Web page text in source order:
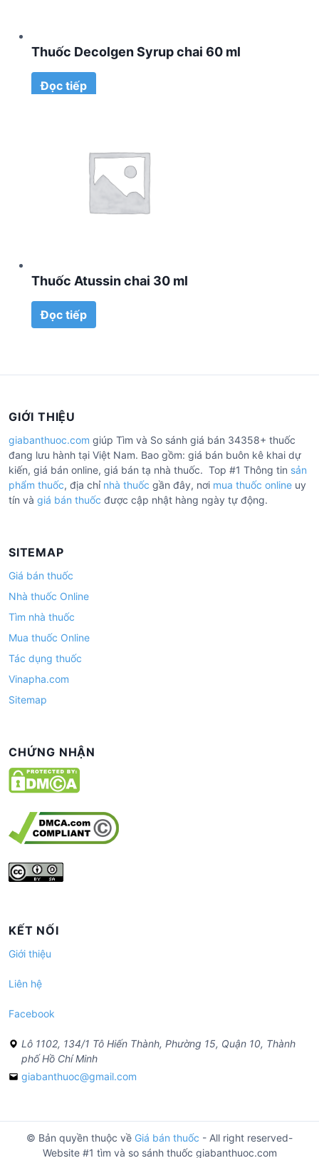
Thuốc Decolgen Syrup chai 60 ml
Đọc tiếp
Thuốc Atussin chai 30 ml
Đọc tiếp
GIỚI THIỆU
giabanthuoc.com giúp Tìm và So sánh giá bán 34358+ thuốc
đang lưu hành tại Việt Nam. Bao gồm: giá bán buôn kê khai dự
kiến, giá bán online, giá bán tạ nhà thuốc. Top #1 Thông tin sản
phẩm thuốc, địa chỉ nhà thuốc gần đây, nơi mua thuốc online uy
tín và giá bán thuốc được cập nhật hàng ngày tự động.
SITEMAP
Giá bán thuốc
Nhà thuốc Online
Tìm nhà thuốc
Mua thuốc Online
Tác dụng thuốc
Vinapha.com
Sitemap
CHỨNG NHẬN
KẾT NỐI
Giới thiệu
Liên hệ
Facebook
Lô 1102, 134/1 Tô Hiến Thành, Phường 15, Quận 10, Thành
phố Hồ Chí Minh
giabanthuoc@gmail.com
© Bản quyền thuộc về Giá bán thuốc - All right reserved-
Website #1 tìm và so sánh thuốc giabanthuoc.com